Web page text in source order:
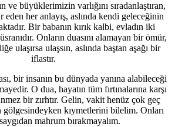
ve büyüklerimizin varlığını sıradanlaştıran,
eden her anlayış, aslında kendi geleceğinin
Bir babanın kırık kalbi, evladın iki
Onların duasını alamayan bir ömür,
ulaşırsa ulaşsın, aslında baştan aşağı bir
iflastır.
bir insanın bu dünyada yanına alabileceği
O dua, hayatın tüm fırtınalarına karşı
bir zırhtır. Gelin, vakit henüz çok geç
gölgesindeyken kıymetlerini bilelim. Onları
mahrum bırakmayalım.